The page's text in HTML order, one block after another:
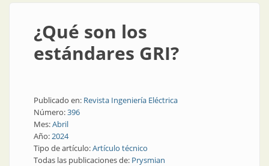
¿Qué son los
estándares GRI?
Publicado en: Revista Ingeniería Eléctrica
Número:396
Mes:Abril
Año:2024
Tipo de artículo:Artículo técnico
Todas las publicaciones de: Prysmian